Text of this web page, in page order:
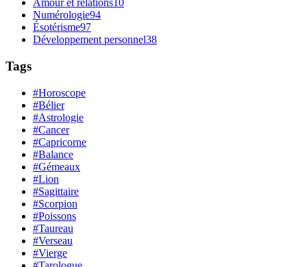
Amour et relations10
Numérologie94
Ésotérisme97
Développement personnel38
Tags
#Horoscope
#Bélier
#Astrologie
#Cancer
#Capricorne
#Balance
#Gémeaux
#Lion
#Sagittaire
#Scorpion
#Poissons
#Taureau
#Verseau
#Vierge